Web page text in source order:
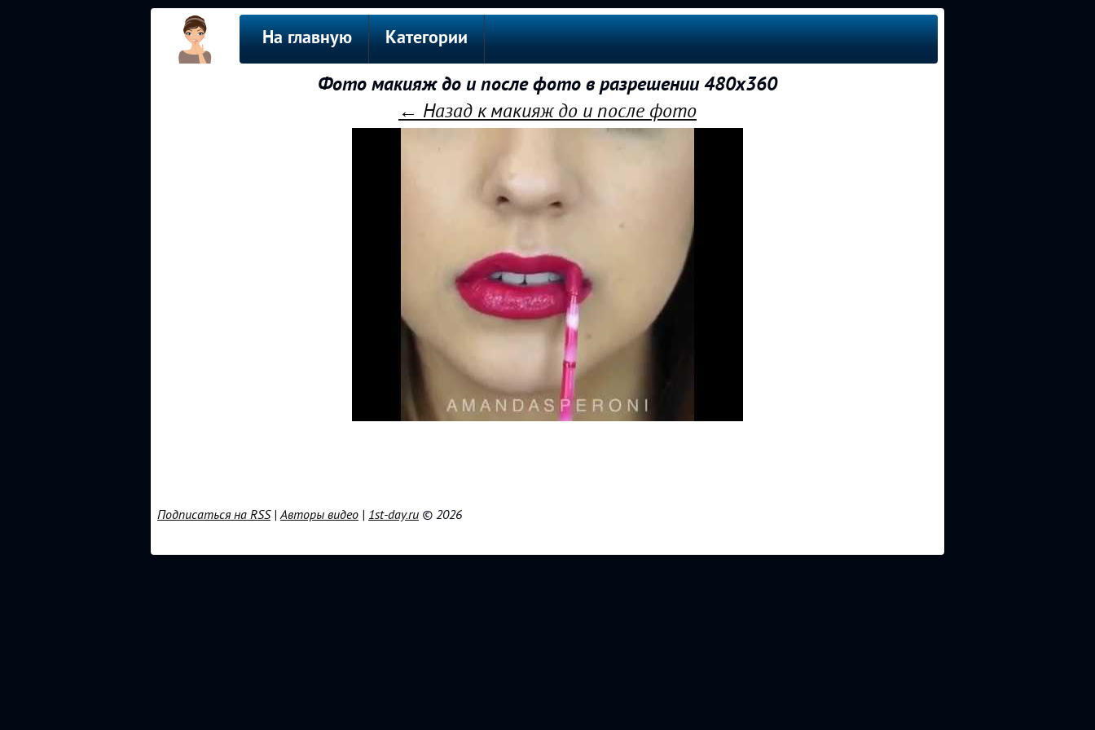
На главную Категории
Фото макияж до и после фото в разрешении 480x360
← Назад к макияж до и после фото
Подписаться на RSS|Авторы видео | 1st-day.ru © 2026